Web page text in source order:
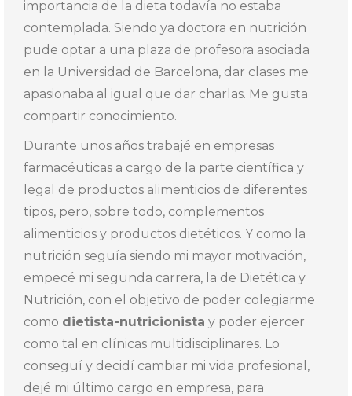
importancia de la dieta todavía no estaba
contemplada. Siendo ya doctora en nutrición
pude optar a una plaza de profesora asociada
en la Universidad de Barcelona, dar clases me
apasionaba al igual que dar charlas. Me gusta
compartir conocimiento.
Durante unos años trabajé en empresas
farmacéuticas a cargo de la parte científica y
legal de productos alimenticios de diferentes
tipos, pero, sobre todo, complementos
alimenticios y productos dietéticos. Y como la
nutrición seguía siendo mi mayor motivación,
empecé mi segunda carrera, la de Dietética y
Nutrición, con el objetivo de poder colegiarme
como dietista-nutricionista y poder ejercer
como tal en clínicas multidisciplinares. Lo
conseguí y decidí cambiar mi vida profesional,
dejé mi último cargo en empresa, para